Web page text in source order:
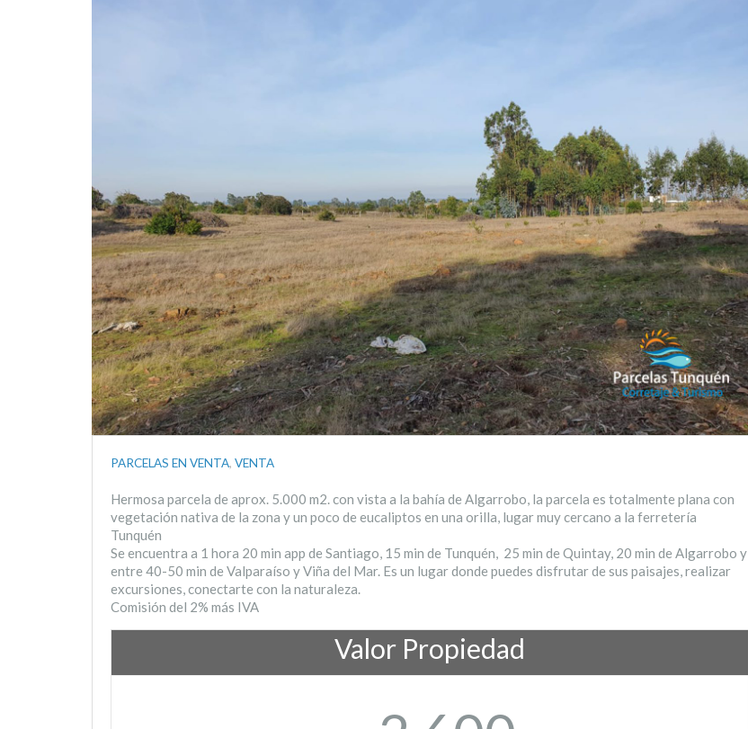
PARCELAS EN VENTA, VENTA
Hermosa parcela de aprox. 5.000 m2. con vista a la bahía de Algarrobo, la parcela es totalmente plana con
vegetación nativa de la zona y un poco de eucaliptos en una orilla, lugar muy cercano a la ferretería
Tunquén
Se encuentra a 1 hora 20 min app de Santiago, 15 min de Tunquén, 25 min de Quintay, 20 min de Algarrobo y
entre 40-50 min de Valparaíso y Viña del Mar. Es un lugar donde puedes disfrutar de sus paisajes, realizar
excursiones, conectarte con la naturaleza.
Comisión del 2% más IVA
Valor Propiedad